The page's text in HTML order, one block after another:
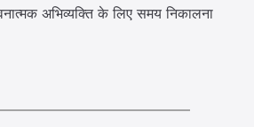
अभिव्यक्ति के लिए समय निकालना